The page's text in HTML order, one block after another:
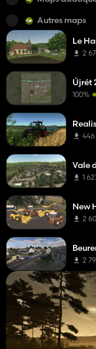
Autres maps
Le
2
Újrét
100%
446
Vale
1
New
2
2